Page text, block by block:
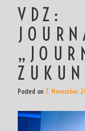
VDZ:
Posted on 7. November